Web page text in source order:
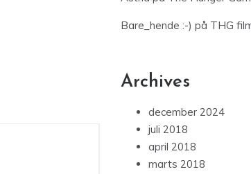
Bare_hende :-) på THG
Archives
december 2024
juli 2018
april 2018
marts 2018